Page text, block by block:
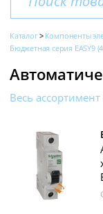
Каталог Компоненты
Бюджетная серия EASY9
Весь ассортимент